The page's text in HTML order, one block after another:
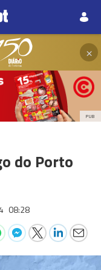
×
PUB
do Porto
08:28